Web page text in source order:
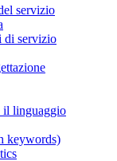
servizio
di servizio
il linguaggio
keywords)